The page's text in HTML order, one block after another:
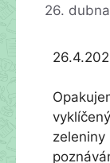
26.
zeleniny